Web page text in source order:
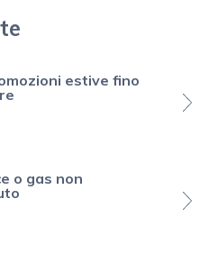
estive fino
o gas non